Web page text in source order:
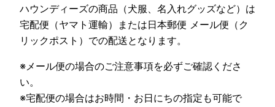
ハウンディーズの商品（犬服、名入れグッズなど）は
宅配便（ヤマト運輸）または日本郵便 メール便（ク
リックポスト）での配送となります。
※メール便の場合のご注意事項を必ずご確認くださ
い。
※宅配便の場合はお時間・お日にちの指定も可能で